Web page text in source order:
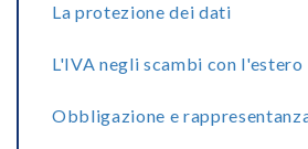
La protezione dei dati
L'IVA negli scambi con l'estero
Obbligazione e